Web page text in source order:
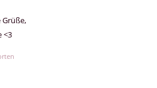
Grüße,
<3